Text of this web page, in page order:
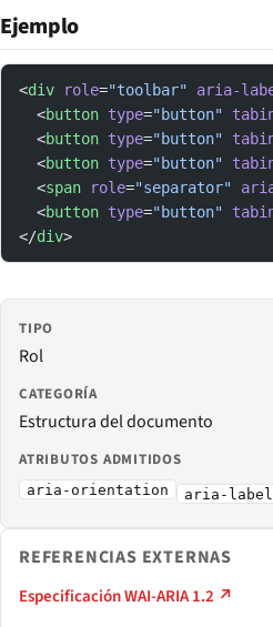
Ejemplo
<div role="toolbar" aria-
  <
button type="button"
  <
button type="button"
  <
button type="button"
  <
span role="separator"
  <
button type="button"
</div>
TIPO
Rol
CATEGORÍA
Estructura del documento
ATRIBUTOS ADMITIDOS
aria-orientation aria-label
REFERENCIAS EXTERNAS
Especificación WAI-ARIA 1.2 ↗